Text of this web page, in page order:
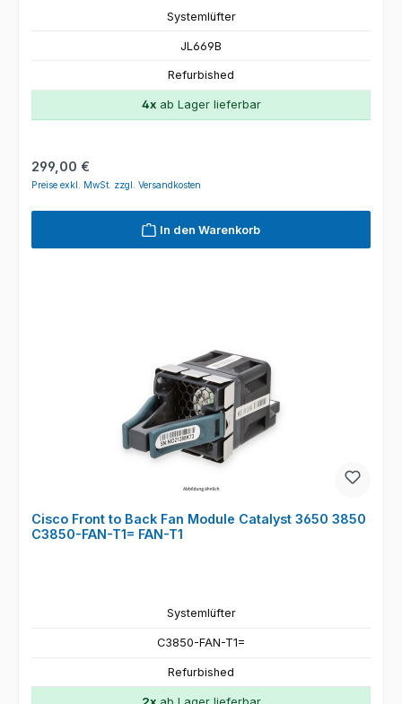
Systemlüfter
JL669B
Refurbished
4xab Lager lieferbar
Regulärer Preis:
299,00 €
Preise exkl. MwSt. zzgl. Versandkosten
In den Warenkorb
Cisco Front to Back Fan Module Catalyst 3650 3850
C3850-FAN-T1= FAN-T1
Systemlüfter
C3850-FAN-T1=
Refurbished